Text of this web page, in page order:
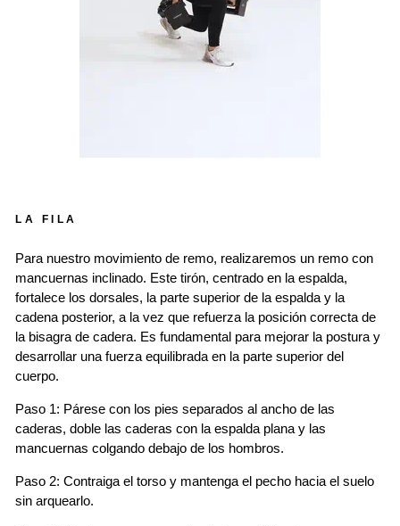
LA FILA
Para nuestro movimiento de remo, realizaremos un remo con
mancuernas inclinado. Este tirón, centrado en la espalda,
fortalece los dorsales, la parte superior de la espalda y la
cadena posterior, a la vez que refuerza la posición correcta de
la bisagra de cadera. Es fundamental para mejorar la postura y
desarrollar una fuerza equilibrada en la parte superior del
cuerpo.
Paso 1: Párese con los pies separados al ancho de las
caderas, doble las caderas con la espalda plana y las
mancuernas colgando debajo de los hombros.
Paso 2: Contraiga el torso y mantenga el pecho hacia el suelo
sin arquearlo.